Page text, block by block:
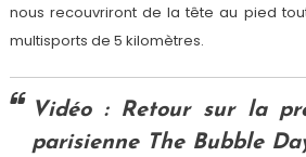
nous recouvriront de la tête au pied
multisports de 5 kilomètres.
Vidéo : Retour sur la
parisienne The Bubble